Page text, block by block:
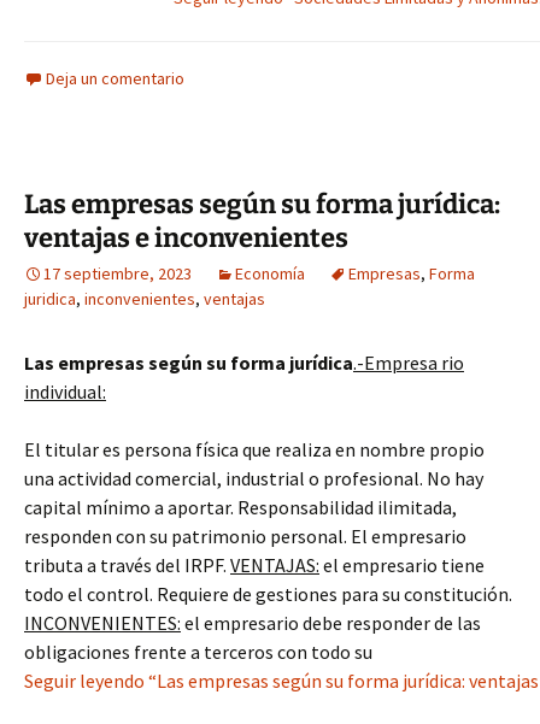
Deja un comentario
Las empresas según su forma jurídica:
ventajas e inconvenientes
17 septiembre, 2023 Economía Empresas, Forma
juridica, inconvenientes, ventajas
Las empresas según su forma jurídica.-Empresa rio
individual:
El titular es persona física que realiza en nombre propio
una actividad comercial, industrial o profesional. No hay
capital mínimo a aportar. Responsabilidad ilimitada,
responden con su patrimonio personal. El empresario
tributa a través del IRPF. VENTAJAS: el empresario tiene
todo el control. Requiere de gestiones para su constitución.
INCONVENIENTES: el empresario debe responder de las
obligaciones frente a terceros con todo su
Seguir leyendo “Las empresas según su forma jurídica: